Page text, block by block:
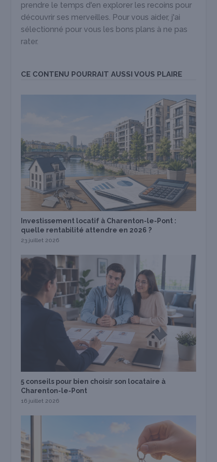
prendre le temps d'en explorer les recoins pour
découvrir ses merveilles. Pour vous aider, j'ai
sélectionné pour vous les bons plans à ne pas
rater.
CE CONTENU POURRAIT AUSSI VOUS PLAIRE
Investissement locatif à Charenton-le-Pont :
quelle rentabilité attendre en 2026 ?
23 juillet 2026
5 conseils pour bien choisir son locataire à
Charenton-le-Pont
16 juillet 2026